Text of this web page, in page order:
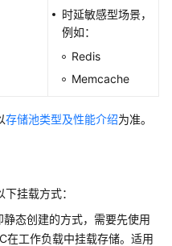
时延敏感型场景，
例如：
Redis
Memcache
存储池类型及性能介绍为准。
挂载方式：
静态创建的方式，需要先使用
在工作负载中挂载存储。适用